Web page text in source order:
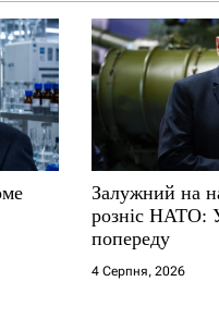
Залужний на
розніс НАТО:
попереду
4 Серпня, 2026